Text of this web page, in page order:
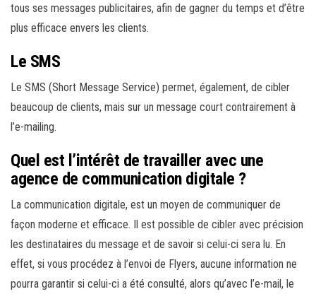
tous ses messages publicitaires, afin de gagner du temps et d’être
plus efficace envers les clients.
Le SMS
Le SMS (Short Message Service) permet, également, de cibler
beaucoup de clients, mais sur un message court contrairement à
l’e-mailing.
Quel est l’intérêt de travailler avec une
agence de communication digitale ?
La communication digitale, est un moyen de communiquer de
façon moderne et efficace. Il est possible de cibler avec précision
les destinataires du message et de savoir si celui-ci sera lu. En
effet, si vous procédez à l’envoi de Flyers, aucune information ne
pourra garantir si celui-ci a été consulté, alors qu’avec l’e-mail, le